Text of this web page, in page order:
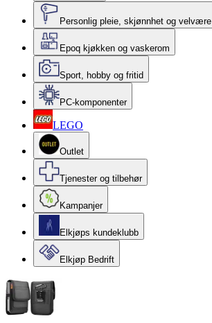
Personlig pleie, skjønnhet og velvære
Epoq kjøkken og vaskerom
Sport, hobby og fritid
PC-komponenter
LEGO
Outlet
Tjenester og tilbehør
Kampanjer
Elkjøps kundeklubb
Elkjøp Bedrift